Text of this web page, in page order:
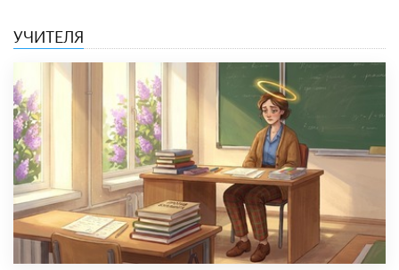
УЧИТЕЛЯ